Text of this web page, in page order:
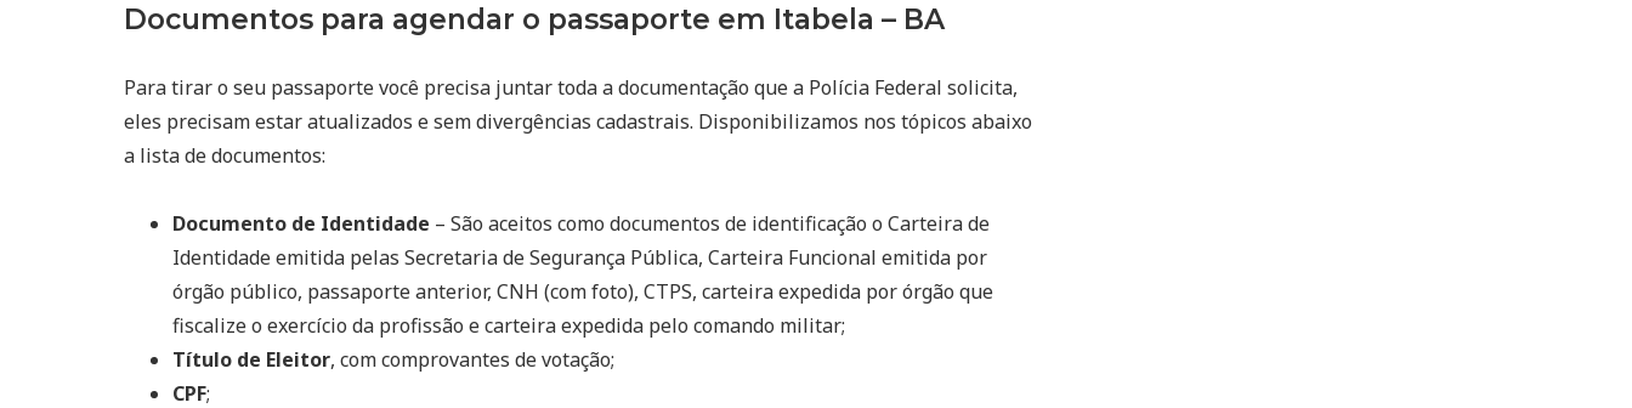
Documentos para agendar o passaporte em Itabela – BA
Para tirar o seu passaporte você precisa juntar toda a documentação que a Polícia Federal solicita,
eles precisam estar atualizados e sem divergências cadastrais. Disponibilizamos nos tópicos abaixo
a lista de documentos:
Documento de Identidade – São aceitos como documentos de identificação o Carteira de
Identidade emitida pelas Secretaria de Segurança Pública, Carteira Funcional emitida por
órgão público, passaporte anterior, CNH (com foto), CTPS, carteira expedida por órgão que
fiscalize o exercício da profissão e carteira expedida pelo comando militar;
Título de Eleitor, com comprovantes de votação;
CPF;